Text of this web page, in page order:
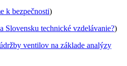
k bezpečnosti)
Slovensku technické vzdelávanie?)
ventilov na základe analýzy